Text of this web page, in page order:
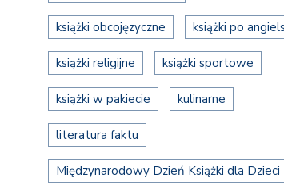
książki obcojęzyczne książki po
książki religijne książki sportowe
książki w pakiecie kulinarne
literatura faktu
Międzynarodowy Dzień Książki dla Dzieci